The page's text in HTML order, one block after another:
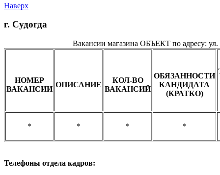
Наверх
г. Судогда
Вакансии магазина ОБЪЕКТ по адресу: ул.
НОМЕР
ВАКАНСИИ
ОПИСАНИЕ
КОЛ-ВО
ВАКАНСИЙ
ОБЯЗАННОСТИ
КАНДИДАТА
(КРАТКО)
* * * *
Телефоны отдела кадров: